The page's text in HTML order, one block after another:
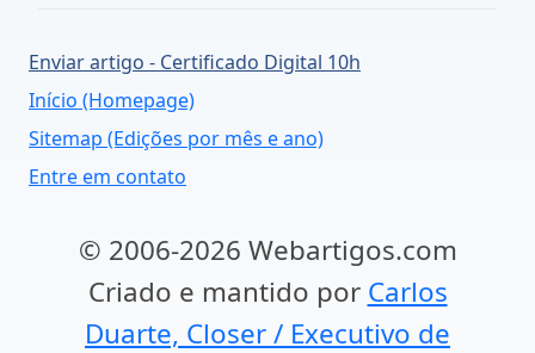
Enviar artigo - Certificado Digital 10h
Início (Homepage)
Sitemap (Edições por mês e ano)
Entre em contato
© 2006-2026 Webartigos.com
Criado e mantido por Carlos
Duarte, Closer / Executivo de